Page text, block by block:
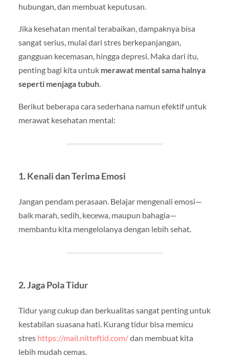
hubungan, dan membuat keputusan.
Jika kesehatan mental terabaikan, dampaknya bisa
sangat serius, mulai dari stres berkepanjangan,
gangguan kecemasan, hingga depresi. Maka dari itu,
penting bagi kita untuk merawat mental sama halnya
seperti menjaga tubuh.
Berikut beberapa cara sederhana namun efektif untuk
merawat kesehatan mental:
1.Kenali dan Terima Emosi
Jangan pendam perasaan. Belajar mengenali emosi—
baik marah, sedih, kecewa, maupun bahagia—
membantu kita mengelolanya dengan lebih sehat.
2.Jaga Pola Tidur
Tidur yang cukup dan berkualitas sangat penting untuk
kestabilan suasana hati. Kurang tidur bisa memicu
stres https://mail.nitteftid.com/dan membuat kita
lebih mudah cemas.